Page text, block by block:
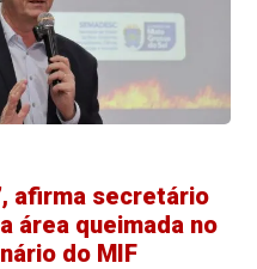
afirma secretário
área queimada no
do MIF